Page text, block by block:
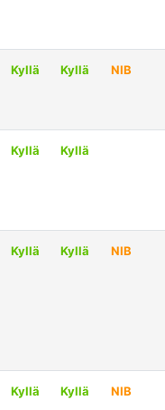
Kyllä Kyllä NIB
Kyllä Kyllä
Kyllä Kyllä NIB
Kyllä Kyllä NIB